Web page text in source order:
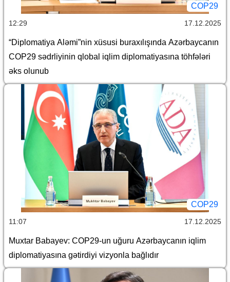
COP29
12:29 17.12.2025
“Diplomatiya Aləmi”nin xüsusi buraxılışında Azərbaycanın
COP29 sədrliyinin qlobal iqlim diplomatiyasına töhfələri
əks olunub
COP29
11:07 17.12.2025
Muxtar Babayev: COP29-un uğuru Azərbaycanın iqlim
diplomatiyasına gətirdiyi vizyonla bağlıdır